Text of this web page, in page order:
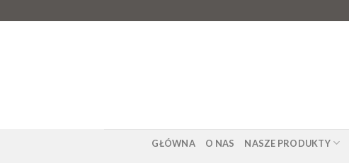
to
GŁÓWNA O NAS NASZE PRODUKTY